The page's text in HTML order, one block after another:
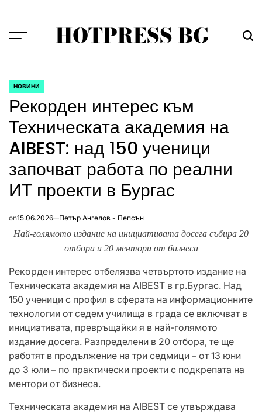
content
Menu HOTPRESS BG
POSTED
IN
НОВИНИ
Рекорден интерес към
Техническата академия на
AIBEST: над 150 ученици
започват работа по реални
ИТ проекти в Бургас
on15.06.2026 Петър Ангелов - Пепсън
Най-голямото издание на инициативата досега събира 20
отбора и 20 ментори от бизнеса
Рекорден интерес отбелязва четвъртото издание на
Техническата академия на AIBEST в гр.Бургас. Над
150 ученици с профил в сферата на информационните
технологии от седем училища в града се включват в
инициативата, превръщайки я в най-голямото
издание досега. Разпределени в 20 отбора, те ще
работят в продължение на три седмици – от 13 юни
до 3 юли – по практически проекти с подкрепата на
ментори от бизнеса.
Техническата академия на AIBEST се утвърждава